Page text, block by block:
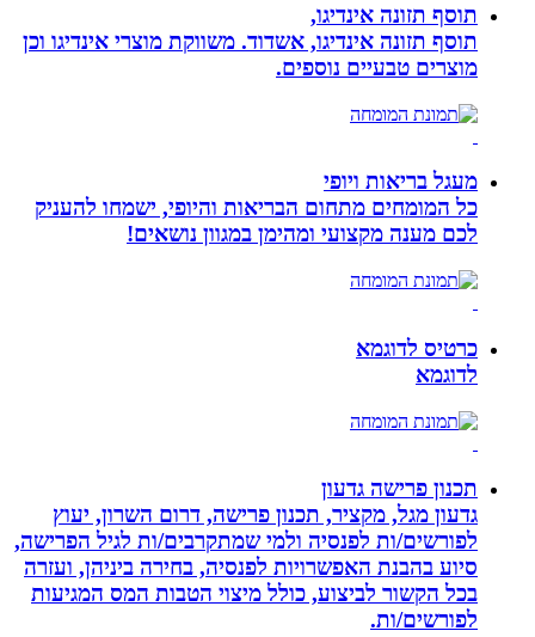
תוסף תזונה אינדיגו,
תוסף תזונה אינדיגו, אשדוד. משווקת מוצרי אינדיגו וכן
מוצרים טבעיים נוספים.
מעגל בריאות ויופי
כל המומחים מתחום הבריאות והיופי, ישמחו להעניק
לכם מענה מקצועי ומהימן במגוון נושאים!
כרטיס לדוגמא
לדוגמא
תכנון פרישה גדעון
גדעון מגל, מקציר, תכנון פרישה, דרום השרון, יעוץ
לפורשים/ות לפנסיה ולמי שמתקרבים/ות לגיל הפרישה,
סיוע בהבנת האפשרויות לפנסיה, בחירה ביניהן, ועזרה
בכל הקשור לביצוע, כולל מיצוי הטבות המס המגיעות
לפורשים/ות.